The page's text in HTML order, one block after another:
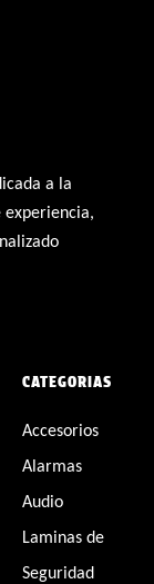
a la
experiencia,
CATEGORIAS
Accesorios
Alarmas
Audio
Laminas de
Seguridad